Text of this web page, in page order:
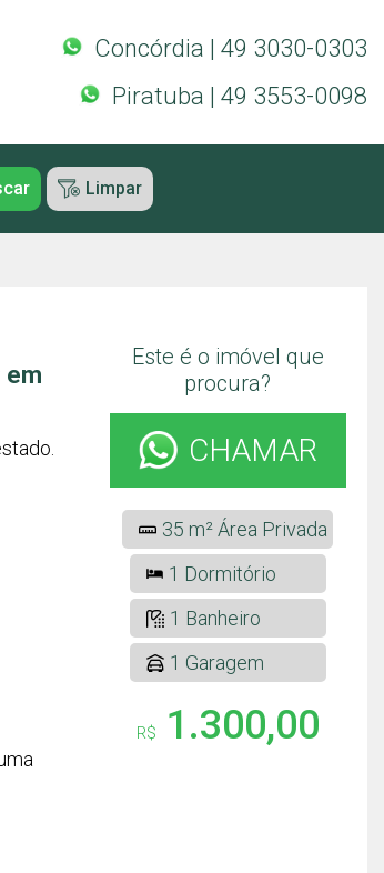
Concórdia | 49 3030-0303
Piratuba | 49 3553-0098
Limpar
em
Este é o imóvel que
procura?
CHAMAR
35 m² Área Privada
1 Dormitório
1 Banheiro
1 Garagem
R$ 1.300,00